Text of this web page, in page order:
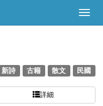
新詩 古籍 散文 民國
詳細